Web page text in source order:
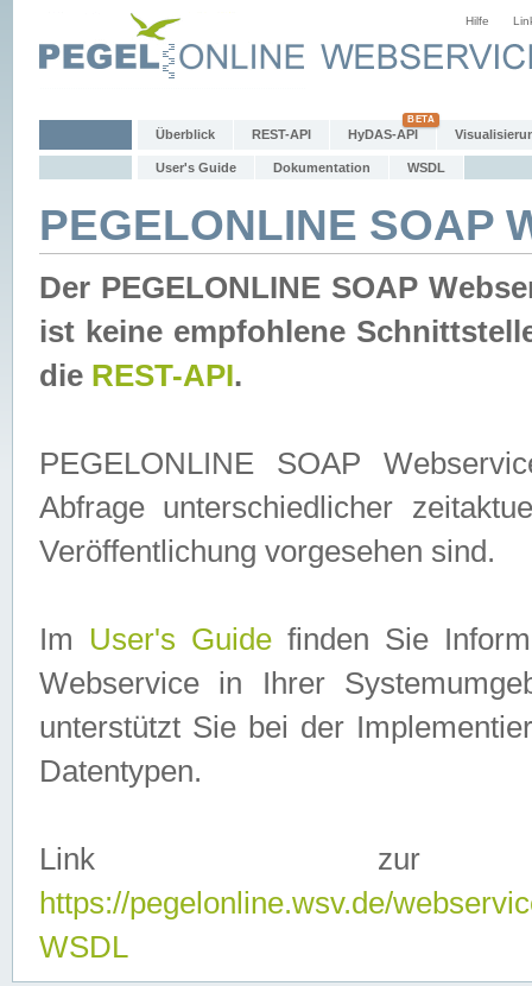
Hilfe
Überblick REST-API HyDAS-API
User's Guide Dokumentation WSDL
PEGELONLINE SOAP
Der PEGELONLINE SOAP
ist keine empfohlene
die REST-API.
PEGELONLINE SOAP
Abfrage unterschiedlicher
Veröffentlichung vorgesehen sind.
Im User's Guidefinden Sie
Webservice in Ihrer
unterstützt Sie bei der
Datentypen.
Link zur
https://pegelonline.wsv.de/
WSDL